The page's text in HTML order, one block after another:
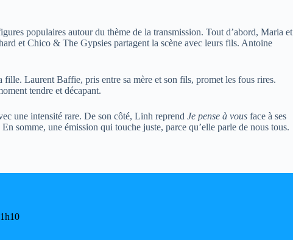
populaires autour du thème de la transmission. Tout d’abord, Maria et
et Chico & The Gypsies partagent la scène avec leurs fils. Antoine
Laurent Baffie, pris entre sa mère et son fils, promet les fous rires.
tendre et décapant.
une intensité rare. De son côté, Linh reprend Je pense à vous face à ses
somme, une émission qui touche juste, parce qu’elle parle de nous tous.